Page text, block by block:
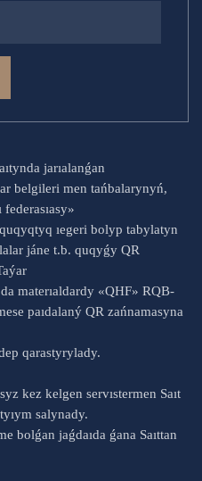
jarıalanǵan
belgileri men tańbalarynyń,
ıegeri bolyp tabylatyn
jáne t.b. quqyǵy QR
materıaldardy «QHF» RQB-
paıdalaný QR zańnamasyna
qarastyrylady.
kez kelgen servıstermen Saıt
salynady.
bolǵan jaǵdaıda ǵana Saıttan